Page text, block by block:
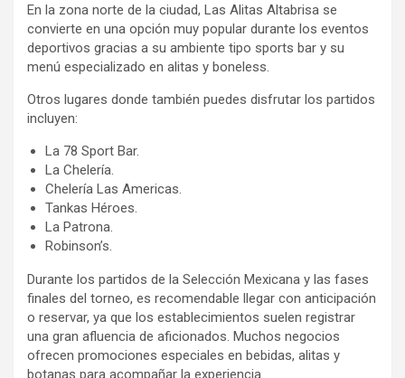
En la zona norte de la ciudad, Las Alitas Altabrisa se
convierte en una opción muy popular durante los eventos
deportivos gracias a su ambiente tipo sports bar y su
menú especializado en alitas y boneless.
Otros lugares donde también puedes disfrutar los partidos
incluyen:
La 78 Sport Bar.
La Chelería.
Chelería Las Americas.
Tankas Héroes.
La Patrona.
Robinson’s.
Durante los partidos de la Selección Mexicana y las fases
finales del torneo, es recomendable llegar con anticipación
o reservar, ya que los establecimientos suelen registrar
una gran afluencia de aficionados. Muchos negocios
ofrecen promociones especiales en bebidas, alitas y
botanas para acompañar la experiencia.